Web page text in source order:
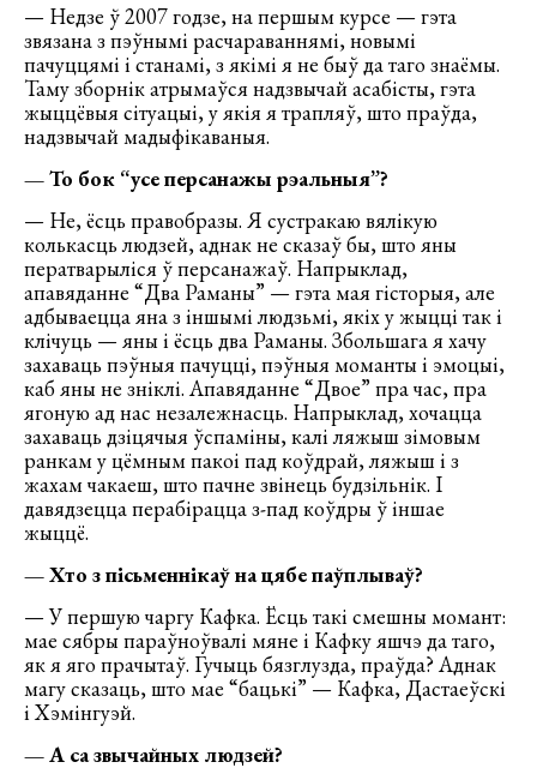
— Недзе ў 2007 годзе, на першым курсе — гэта
звязана з пэўнымі расчараваннямі, новымі
пачуццямі і станамі, з якімі я не быў да таго знаёмы.
Таму зборнік атрымаўся надзвычай асабісты, гэта
жыццёвыя сітуацыі, у якія я трапляў, што праўда,
надзвычай мадыфікаваныя.
— То бок “усе персанажы рэальныя”?
— Не, ёсць правобразы. Я сустракаю вялікую
колькасць людзей, аднак не сказаў бы, што яны
ператварыліся ў персанажаў. Напрыклад,
апавяданне “Два Раманы” — гэта мая гісторыя, але
адбываецца яна з іншымі людзьмі, якіх у жыцці так і
клічуць — яны і ёсць два Раманы. Збольшага я хачу
захаваць пэўныя пачуцці, пэўныя моманты і эмоцыі,
каб яны не зніклі. Апавяданне “Двое” пра час, пра
ягоную ад нас незалежнасць. Напрыклад, хочацца
захаваць дзіцячыя ўспаміны, калі ляжыш зімовым
ранкам у цёмным пакоі пад коўдрай, ляжыш і з
жахам чакаеш, што пачне звінець будзільнік. І
давядзецца перабірацца з-пад коўдры ў іншае
жыццё.
— Хто з пісьменнікаў на цябе паўплываў?
— У першую чаргу Кафка. Ёсць такі смешны момант:
мае сябры параўноўвалі мяне і Кафку яшчэ да таго,
як я яго прачытаў. Гучыць бязглузда, праўда? Аднак
магу сказаць, што мае “бацькі” — Кафка, Дастаеўскі
і Хэмінгуэй.
— А са звычайных людзей?